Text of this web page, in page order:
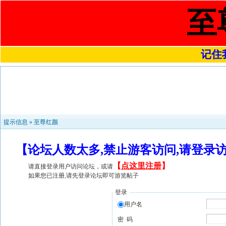
至
记住
提示信息 » 至尊红颜
【论坛人数太多,禁止游客访问,请登
请直接登录用户访问论坛，或请 【 点这里注册】
如果您已注册,请先登录论坛即可游览帖子
登录
用户名
密 码